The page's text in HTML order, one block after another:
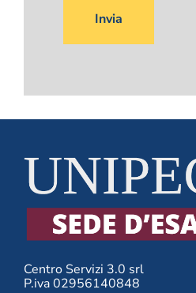
vuoto
Centro Servizi 3.0 srl
P.iva 02956140848